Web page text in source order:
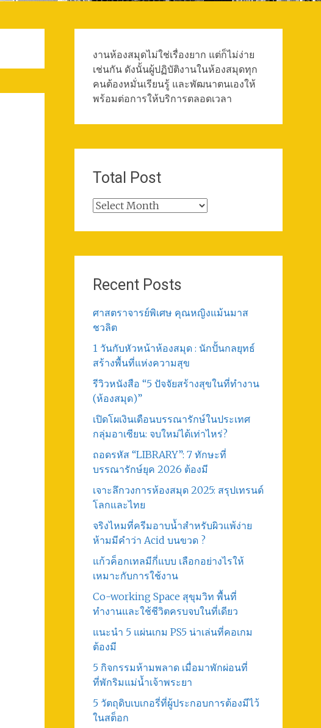
งานห้องสมุดไม่ใช่เรื่องยาก แต่ก็ไม่ง่าย
เช่นกัน ดังนั้นผู้ปฏิบัติงานในห้องสมุดทุก
คนต้องหมั่นเรียนรู้ และพัฒนาตนเองให้
พร้อมต่อการให้บริการตลอดเวลา
Total Post
Total
Recent Posts
ศาสตราจารย์พิเศษ คุณหญิงแม้นมาส
ชวลิต
1 วันกับหัวหน้าห้องสมุด : นักปั้นกลยุทธ์
สร้างพื้นที่แห่งความสุข
รีวิวหนังสือ “5 ปัจจัยสร้างสุขในที่ทำงาน
(ห้องสมุด)”
เปิดโผเงินเดือนบรรณารักษ์ในประเทศ
กลุ่มอาเซียน: จบใหม่ได้เท่าไหร่?
ถอดรหัส “LIBRARY”: 7 ทักษะที่
บรรณารักษ์ยุค 2026 ต้องมี
เจาะลึกวงการห้องสมุด 2025: สรุปเทรนด์
โลกและไทย
จริงไหมที่ครีมอาบน้ำสำหรับผิวแพ้ง่าย
ห้ามมีคำว่า Acid บนขวด ?
แก้วค็อกเทลมีกี่แบบ เลือกอย่างไรให้
เหมาะกับการใช้งาน
Co-working Space สุขุมวิท พื้นที่
ทำงานและใช้ชีวิตครบจบในที่เดียว
แนะนำ 5 แผ่นเกม PS5 น่าเล่นที่คอเกม
ต้องมี
5 กิจกรรมห้ามพลาด เมื่อมาพักผ่อนที่
ที่พักริมแม่น้ำเจ้าพระยา
5 วัตถุดิบเบเกอรี่ที่ผู้ประกอบการต้องมีไว้
ในสต็อก